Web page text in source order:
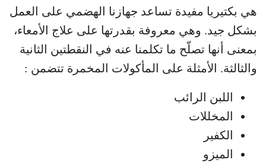
هي بكتيريا مفيدة تساعد جهازنا الهضمي على العمل
بشكل جيد. وهي معروفة بقدرتها على علاج الأمعاء،
بمعنى أنها تصلّح ما تكلمنا عنه في النقطتين الثانية
والثالثة. الأمثلة على المأكولات المخمرة تتضمن :
اللبن الرائب
المخللات
الكفير
الميزو